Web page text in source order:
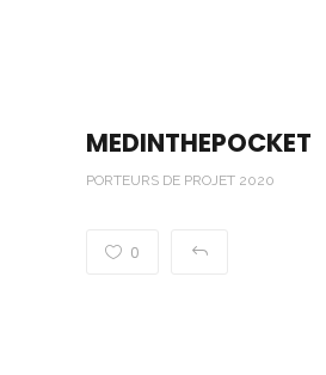
MEDINTHEPOCKET
PORTEURS DE PROJET 2020
0